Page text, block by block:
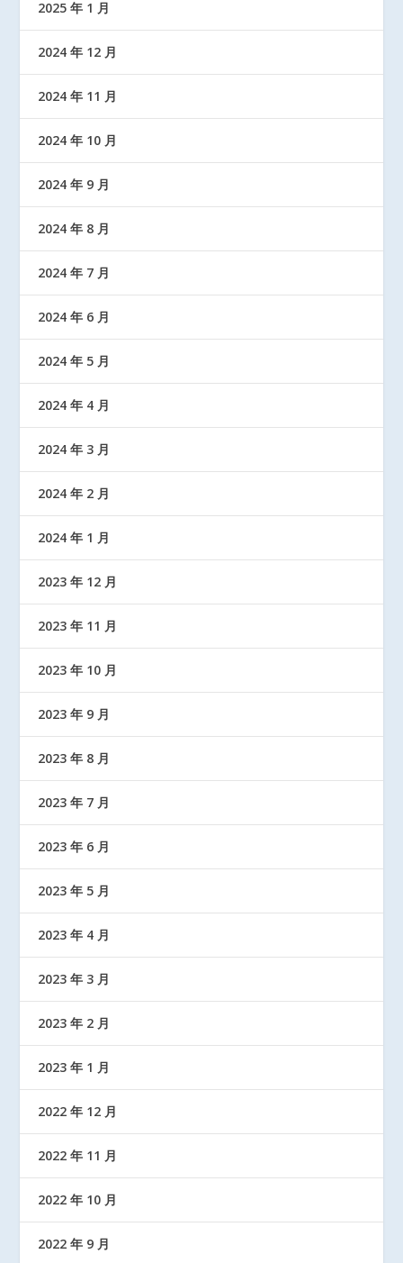
2025 年 1 月
2024 年 12 月
2024 年 11 月
2024 年 10 月
2024 年 9 月
2024 年 8 月
2024 年 7 月
2024 年 6 月
2024 年 5 月
2024 年 4 月
2024 年 3 月
2024 年 2 月
2024 年 1 月
2023 年 12 月
2023 年 11 月
2023 年 10 月
2023 年 9 月
2023 年 8 月
2023 年 7 月
2023 年 6 月
2023 年 5 月
2023 年 4 月
2023 年 3 月
2023 年 2 月
2023 年 1 月
2022 年 12 月
2022 年 11 月
2022 年 10 月
2022 年 9 月